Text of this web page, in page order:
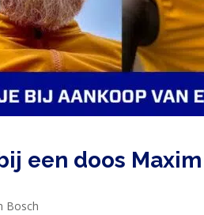
een doos
Bosch